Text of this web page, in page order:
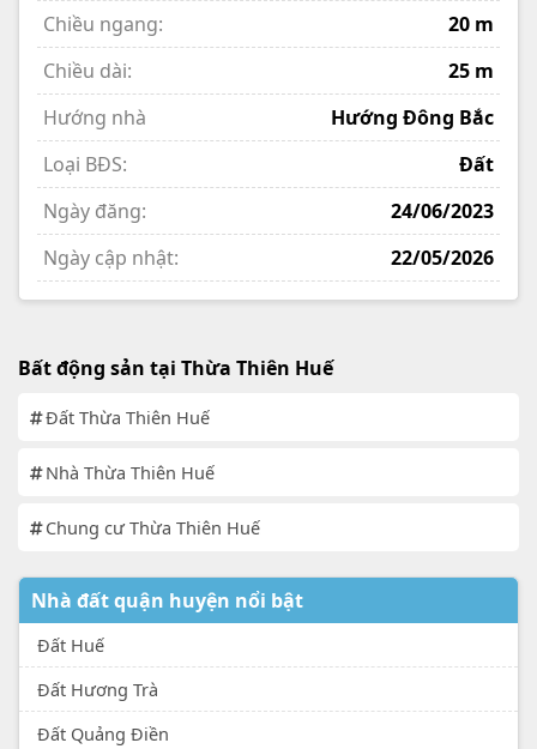
Chiều ngang:
20 m
Chiều dài:
25 m
Hướng nhà
Hướng Đông Bắc
Loại BĐS:
Đất
Ngày đăng:
24/06/2023
Ngày cập nhật:
22/05/2026
Bất động sản tại Thừa Thiên Huế
Đất Thừa Thiên Huế
Nhà Thừa Thiên Huế
Chung cư Thừa Thiên Huế
Nhà đất quận huyện nổi bật
Đất Huế
Đất Hương Trà
Đất Quảng Điền